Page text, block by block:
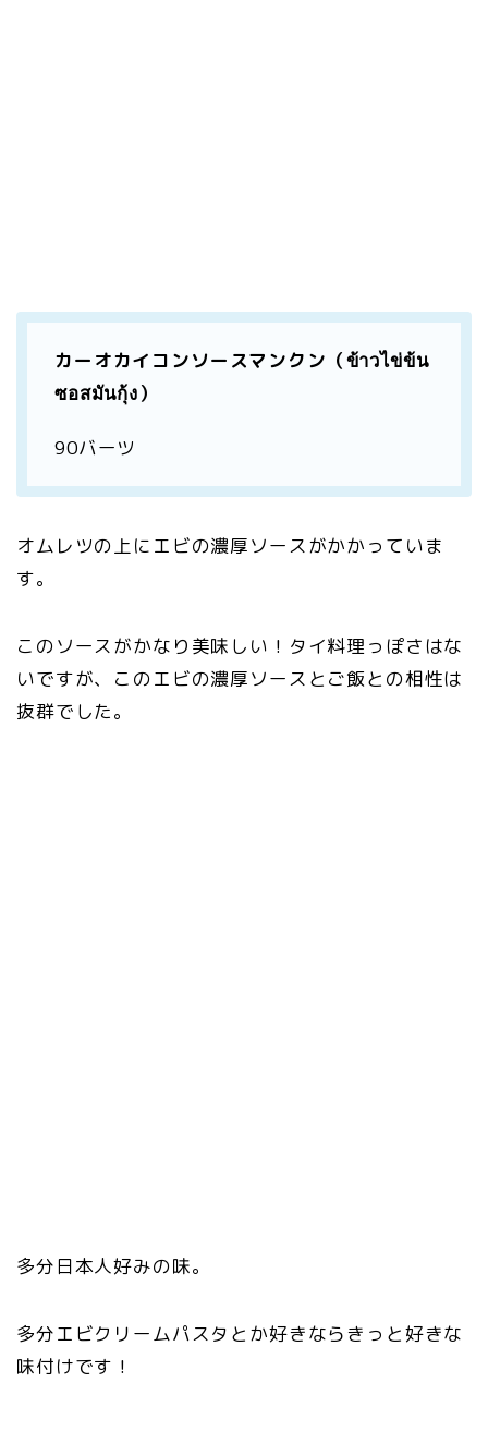
カーオカイコンソースマンクン（ข้าวไข่ข้น
ซอสมันกุ้ง）
90バーツ
オムレツの上にエビの濃厚ソースがかかっていま
す。
このソースがかなり美味しい！タイ料理っぽさはな
いですが、このエビの濃厚ソースとご飯との相性は
抜群でした。
多分日本人好みの味。
多分エビクリームパスタとか好きならきっと好きな
味付けです！